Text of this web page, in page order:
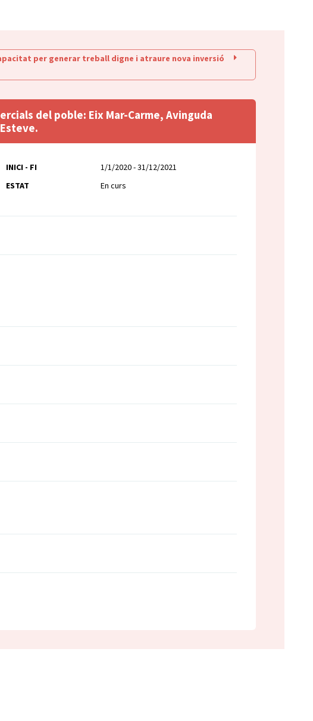
per generar treball digne i atraure nova inversió
del poble: Eix Mar-Carme, Avinguda
INICI - FI
1/1/2020 - 31/12/2021
ESTAT
En curs